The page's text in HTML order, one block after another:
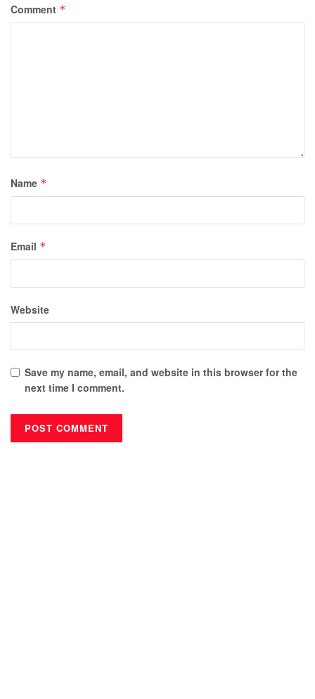
Comment *
Name *
Email *
Website
Save my name, email, and website in this browser for the
next time I comment.